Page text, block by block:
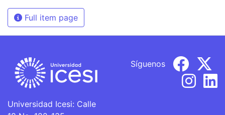
Full item page
Universidad Icesi: Calle
Síguenos